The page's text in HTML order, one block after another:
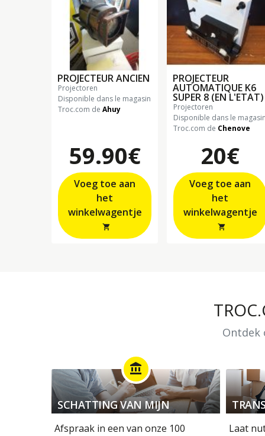
PROJECTEUR ANCIEN
projectoren
Disponible dans le magasin
Troc.com de Ahuy
59.90€
Voeg toe aan
het
shopping_cart
PROJECTEUR
AUTOMATIQUE K6
SUPER 8 (EN L'ETAT)
projectoren
Disponible dans le
Troc.com de Chenove
20€
Voeg toe aan
het
shopping_cart
Ontdek
account_balance
SCHATTING VAN MIJN
OBJECTEN
Afspraak in een van onze 100
Laat